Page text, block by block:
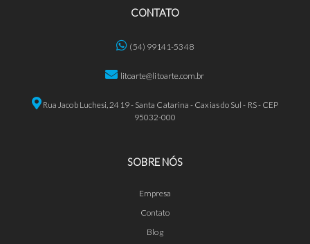
CONTATO
(54) 99141-5348
litoarte@litoarte.com.br
Rua Jacob Luchesi, 2419 - Santa Catarina - Caxias do Sul - RS - CEP
95032-000
SOBRE NÓS
Empresa
Contato
Blog